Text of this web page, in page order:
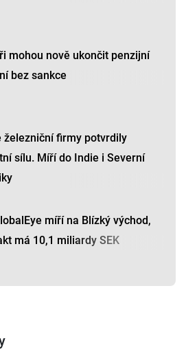
mohou nově ukončit penzijní
bez sankce
železniční firmy potvrdily
sílu. Míří do Indie i Severní
míří na Blízký východ,
má 10,1 miliardy SEK